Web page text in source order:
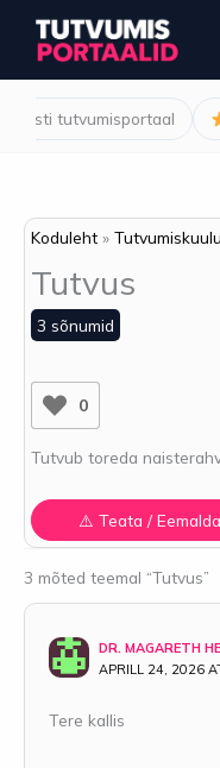
content
tutvumisportaal
Koduleht
Tutvus
3 sõnumid
0
Tutvub toreda
3 mõted teemal “Tutvus”
DR. MAGARETH
APRILL 24, 2026
Tere kallis